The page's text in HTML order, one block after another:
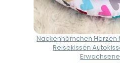
Nackenhörnchen Herzen
Reisekissen
Erwachsene